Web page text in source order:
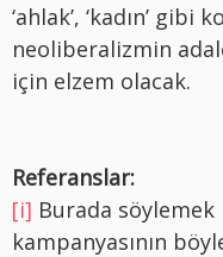
‘ahlak’, ‘kadın’
neoliberalizmin
için elzem olacak.
Referanslar:
[i] Burada söylemek
kampanyasının